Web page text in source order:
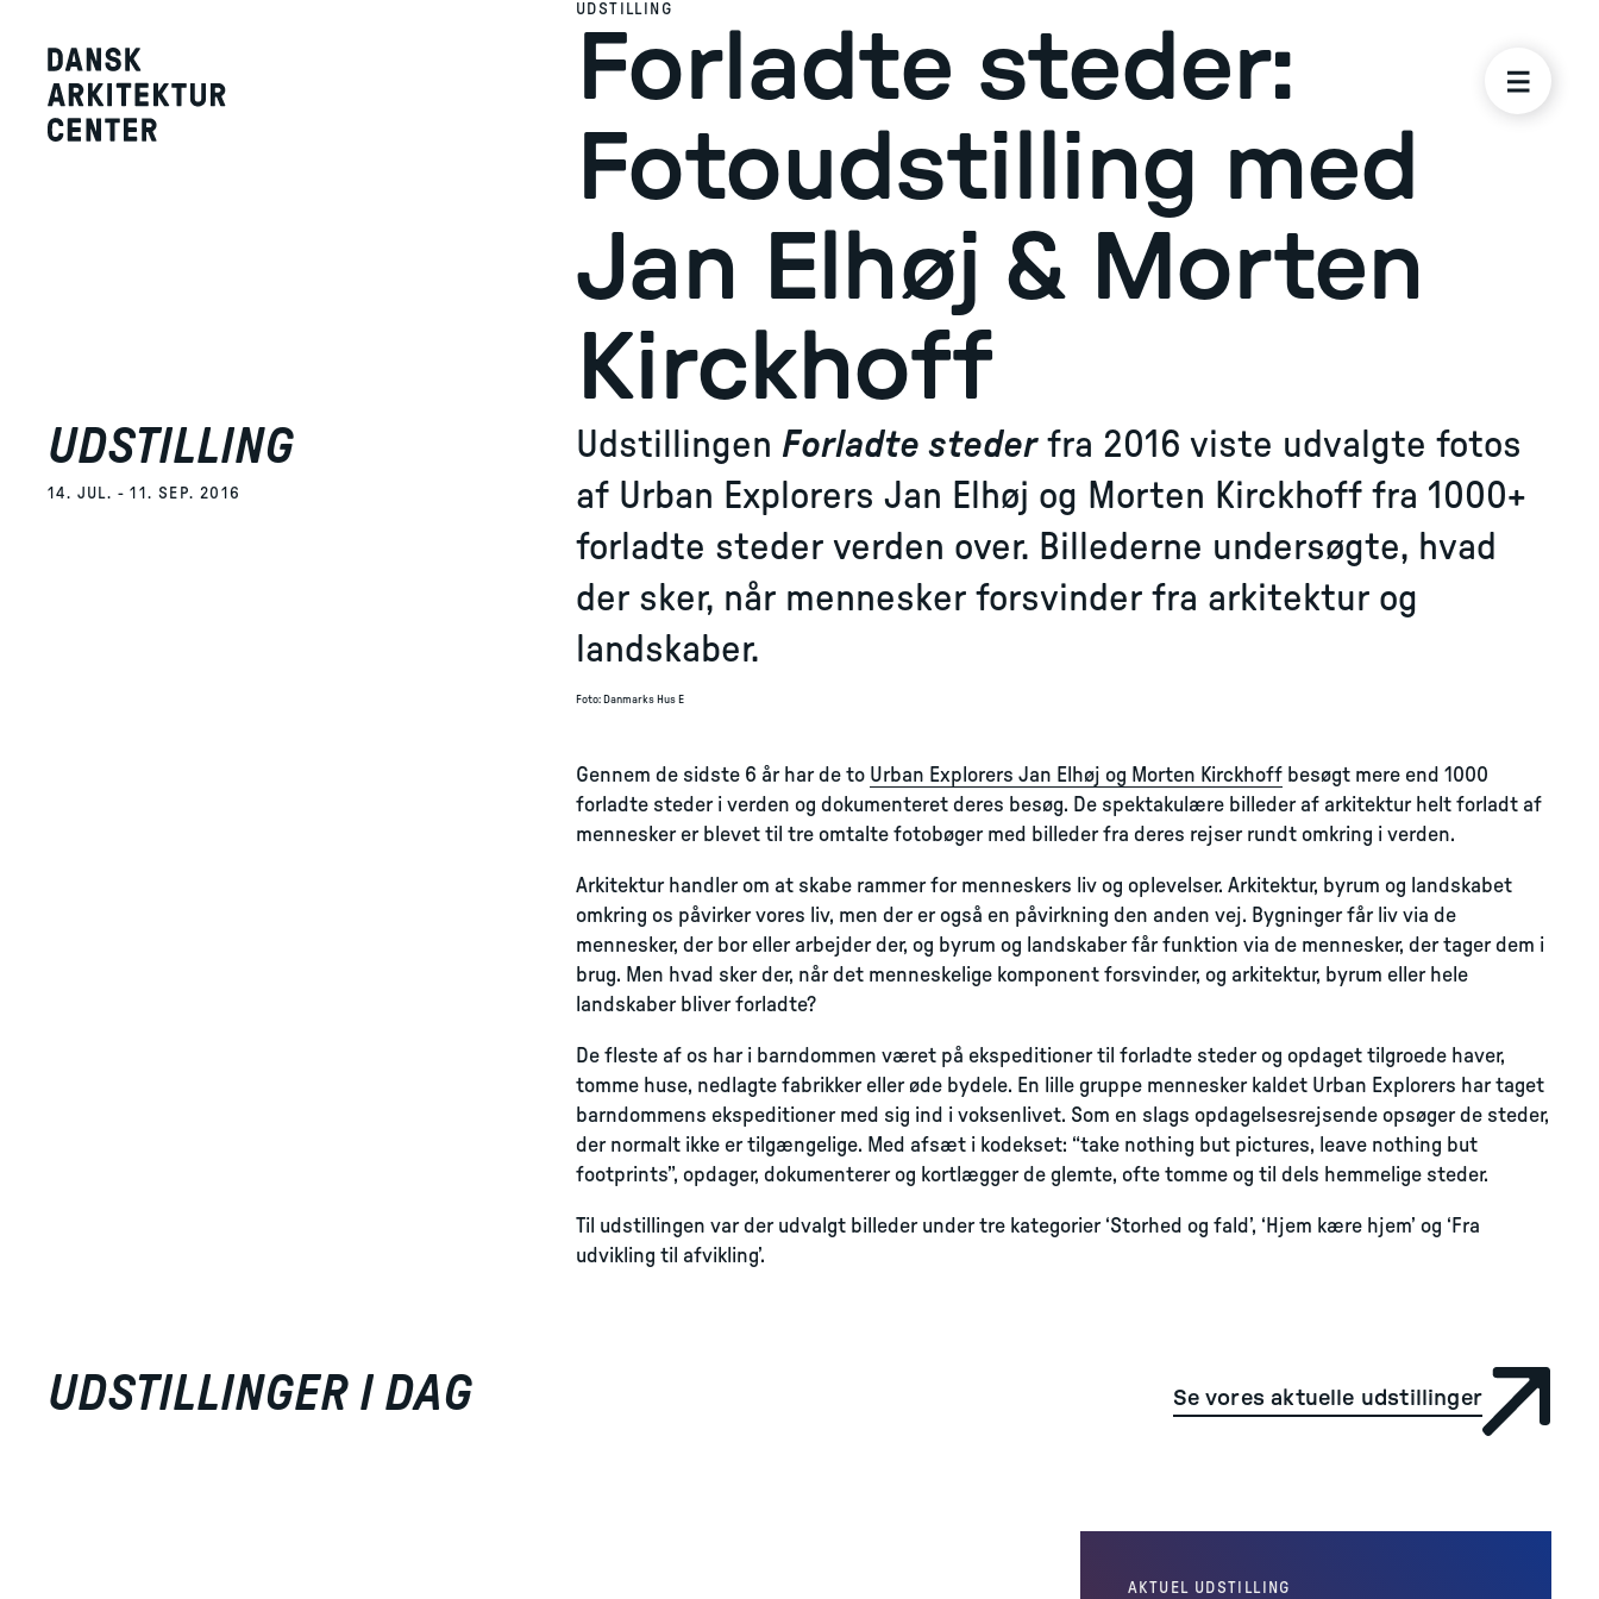
UDSTILLING
Forladte steder:
Fotoudstilling med
Jan Elhøj & Morten
Kirckhoff
UDSTILLING
14. JUL. - 11. SEP. 2016
Udstillingen Forladte stederfra 2016 viste udvalgte fotos
af Urban Explorers Jan Elhøj og Morten Kirckhoff fra 1000+
forladte steder verden over. Billederne undersøgte, hvad
der sker, når mennesker forsvinder fra arkitektur og
landskaber.
Foto: Danmarks Hus E
Gennem de sidste 6 år har de to Urban Explorers Jan Elhøj og Morten Kirckhoff besøgt mere end 1000
forladte steder i verden og dokumenteret deres besøg. De spektakulære billeder af arkitektur helt forladt af
mennesker er blevet til tre omtalte fotobøger med billeder fra deres rejser rundt omkring i verden.
Arkitektur handler om at skabe rammer for menneskers liv og oplevelser. Arkitektur, byrum og landskabet
omkring os påvirker vores liv, men der er også en påvirkning den anden vej. Bygninger får liv via de
mennesker, der bor eller arbejder der, og byrum og landskaber får funktion via de mennesker, der tager dem i
brug. Men hvad sker der, når det menneskelige komponent forsvinder, og arkitektur, byrum eller hele
landskaber bliver forladte?
De fleste af os har i barndommen været på ekspeditioner til forladte steder og opdaget tilgroede haver,
tomme huse, nedlagte fabrikker eller øde bydele. En lille gruppe mennesker kaldet Urban Explorers har taget
barndommens ekspeditioner med sig ind i voksenlivet. Som en slags opdagelsesrejsende opsøger de steder,
der normalt ikke er tilgængelige. Med afsæt i kodekset: “take nothing but pictures, leave nothing but
footprints”, opdager, dokumenterer og kortlægger de glemte, ofte tomme og til dels hemmelige steder.
Til udstillingen var der udvalgt billeder under tre kategorier ‘Storhed og fald’, ‘Hjem kære hjem’ og ‘Fra
udvikling til afvikling’.
UDSTILLINGER I DAG Se vores aktuelle udstillinger
AKTUEL UDSTILLING